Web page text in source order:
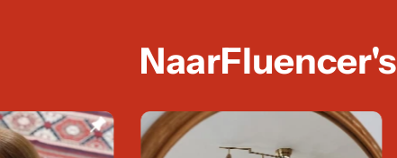
NaarFluencer's